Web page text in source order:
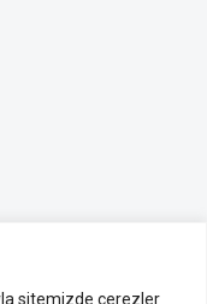
sitemizde çerezler